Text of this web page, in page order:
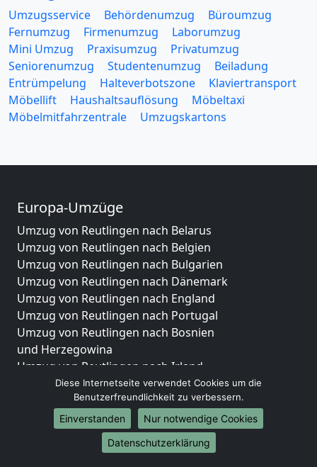
Umzugsservice Behördenumzug
Büroumzug
Fernumzug
Firmenumzug
Laborumzug
Mini Umzug
Praxisumzug
Privatumzug
Seniorenumzug
Studentenumzug
Beiladung
Entrümpelung
Halteverbotszone
Klaviertransport
Möbellift
Haushaltsauflösung
Möbeltaxi
Möbelmitfahrzentrale
Umzugskartons
Europa-Umzüge
Umzug von Reutlingen nach Belarus
Umzug von Reutlingen nach Belgien
Umzug von Reutlingen nach Bulgarien
Umzug von Reutlingen nach Dänemark
Umzug von Reutlingen nach England
Umzug von Reutlingen nach Portugal
Umzug von Reutlingen nach Bosnien
und Herzegowina
Umzug von Reutlingen nach Irland
Umzug von Reutlingen nach Lettland
Umzug von Reutlingen nach Zypern
Umzug von Reutlingen nach Kroatien
Umzug von Reutlingen nach Estland
Umzug von Reutlingen nach Finnland
Diese Internetseite verwendet Cookies um die
Benutzerfreundlichkeit zu verbessern.
Einverstanden
Nur notwendige Cookies
Datenschutzerklärung